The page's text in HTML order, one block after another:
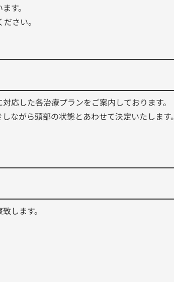
す。
さい。
応した各治療プランをご案内しております。
ながら頭部の状態とあわせて決定いたします。
します。